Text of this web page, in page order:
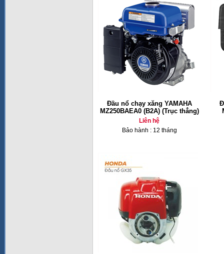
Đầu nổ chạy xăng YAMAHA
MZ250BAEA0 (B2A) (Trục thẳng)
Liên hệ
Bảo hành : 12 tháng